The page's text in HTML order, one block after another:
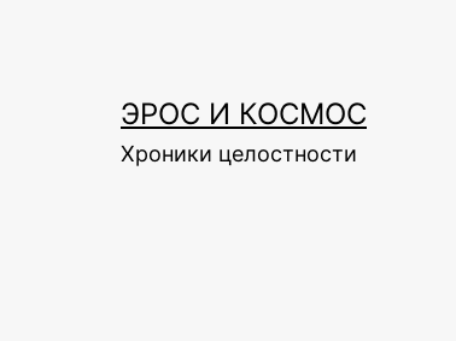
ЭРОС И КОСМОС
Хроники целостности